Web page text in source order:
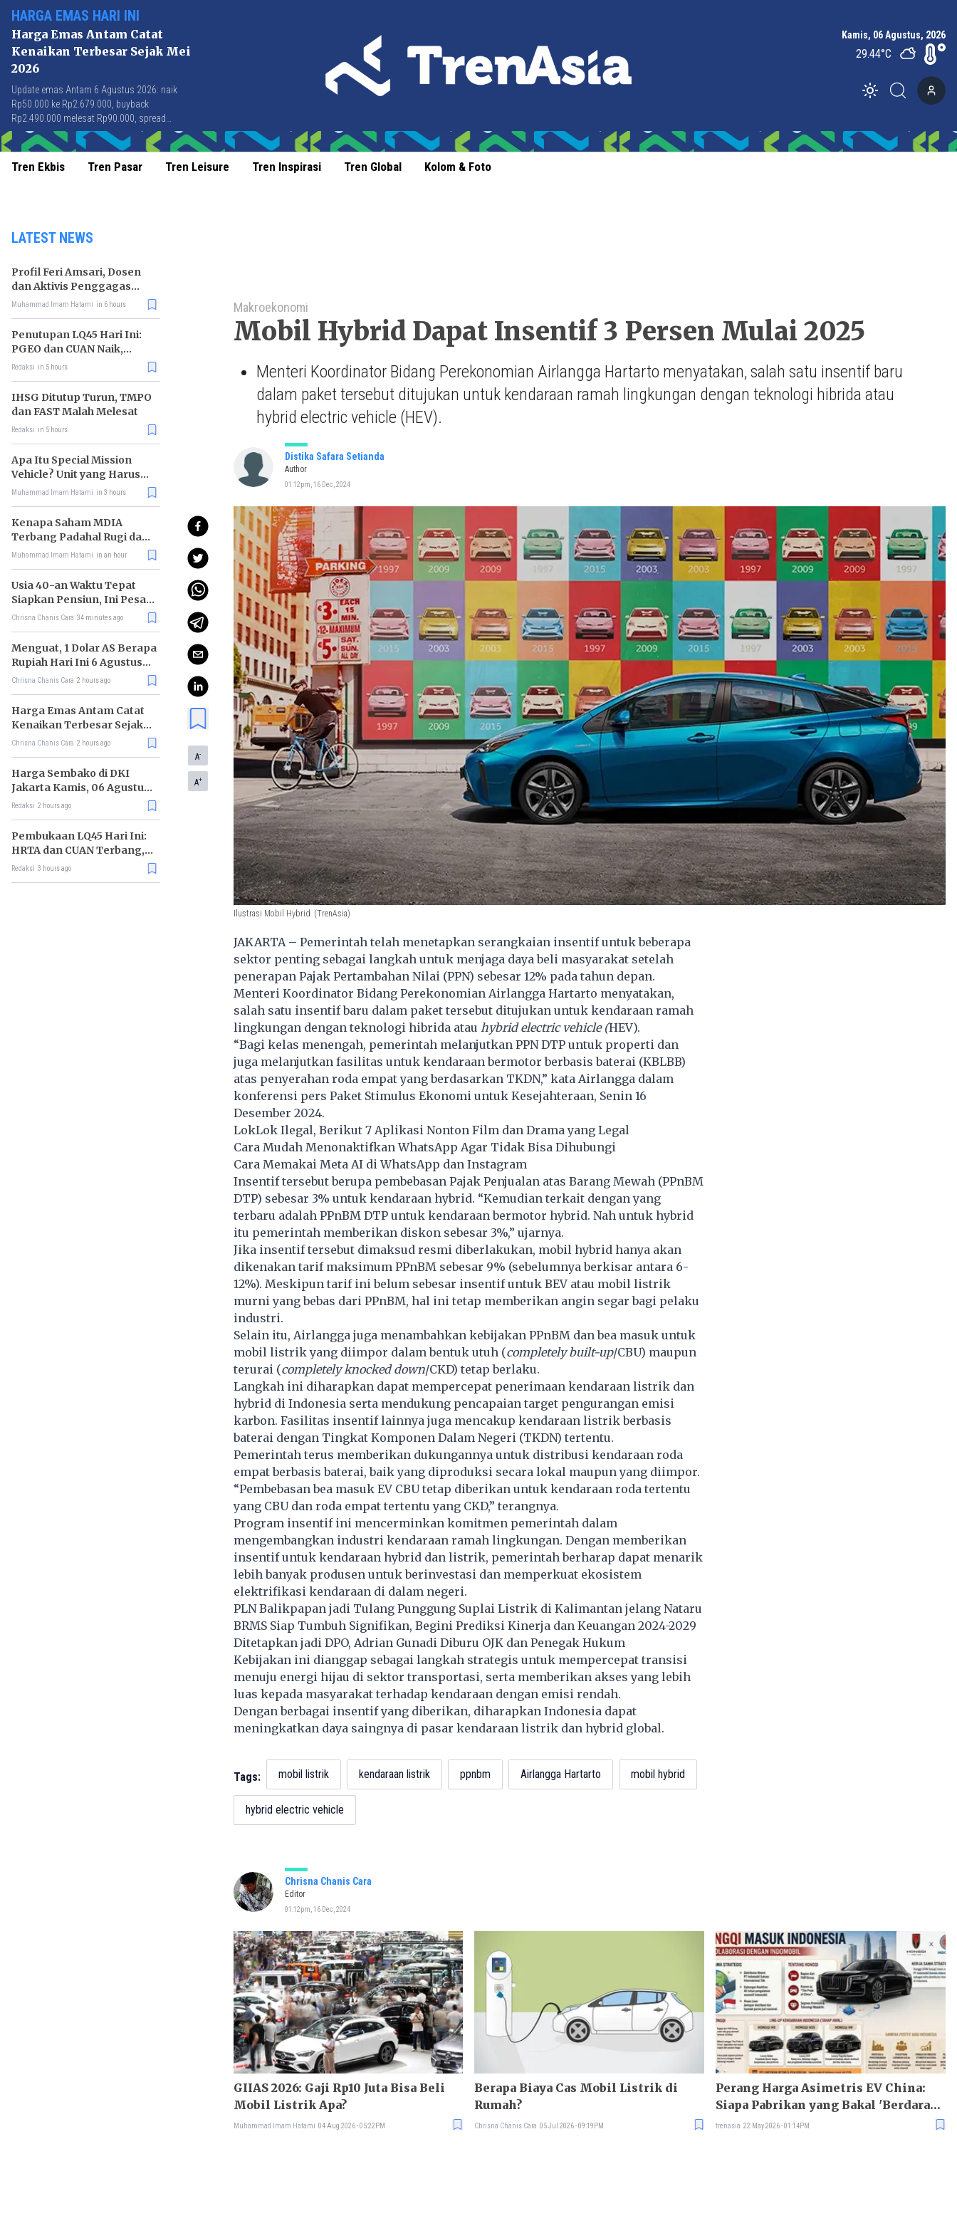
HARGA EMAS HARI INI
Harga Emas Antam Catat
Kenaikan Terbesar Sejak Mei
2026
Update emas Antam 6 Agustus 2026: naik
Rp50.000 ke Rp2.679.000, buyback
Rp2.490.000 melesat Rp90.000, spread
Rp189.000 tersempit sejak awal April 2026.
Kamis, 06 Agustus, 2026
29.44°C
Toggle theme
Tren Ekbis Tren Pasar Tren Leisure Tren Inspirasi Tren Global Kolom & Foto
LATEST NEWS
Profil Feri Amsari, Dosen
dan Aktivis Penggagas
Kabinet Bayangan
Muhammad Imam Hatami in 6 hours
Penutupan LQ45 Hari Ini:
PGEO dan CUAN Naik,
MBMA Turun
Redaksi in 5 hours
IHSG Ditutup Turun, TMPO
dan FAST Malah Melesat
Redaksi in 5 hours
Apa Itu Special Mission
Vehicle? Unit yang Harus
Bereskan Utang Whoosh
Muhammad Imam Hatami in 3 hours
Kenapa Saham MDIA
Terbang Padahal Rugi dan
Terlilit Utang?
Muhammad Imam Hatami in an hour
Usia 40-an Waktu Tepat
Siapkan Pensiun, Ini Pesan
Rhenald Kasali
Chrisna Chanis Cara 34 minutes ago
Menguat, 1 Dolar AS Berapa
Rupiah Hari Ini 6 Agustus
2026?
Chrisna Chanis Cara 2 hours ago
Harga Emas Antam Catat
Kenaikan Terbesar Sejak
Mei 2026
Chrisna Chanis Cara 2 hours ago
Harga Sembako di DKI
Jakarta Kamis, 06 Agustus
2026, Daging Kambing
Redaksi 2 hours ago
Pembukaan LQ45 Hari Ini:
HRTA dan CUAN Terbang,
MAPI Tiarap
Redaksi 3 hours ago
A-
A+
Makroekonomi
Mobil Hybrid Dapat Insentif 3 Persen Mulai 2025
Menteri Koordinator Bidang Perekonomian Airlangga Hartarto menyatakan, salah satu insentif baru
dalam paket tersebut ditujukan untuk kendaraan ramah lingkungan dengan teknologi hibrida atau
hybrid electric vehicle (HEV).
Distika Safara Setianda
Author
01:12pm, 16 Dec, 2024
Ilustrasi Mobil Hybrid (TrenAsia)
JAKARTA – Pemerintah telah menetapkan serangkaian insentif untuk beberapa
sektor penting sebagai langkah untuk menjaga daya beli masyarakat setelah
penerapan Pajak Pertambahan Nilai (PPN) sebesar 12% pada tahun depan.
Menteri Koordinator Bidang Perekonomian Airlangga Hartarto menyatakan,
salah satu insentif baru dalam paket tersebut ditujukan untuk kendaraan ramah
lingkungan dengan teknologi hibrida atau hybrid electric vehicle (HEV).
“Bagi kelas menengah, pemerintah melanjutkan PPN DTP untuk properti dan
juga melanjutkan fasilitas untuk kendaraan bermotor berbasis baterai (KBLBB)
atas penyerahan roda empat yang berdasarkan TKDN,” kata Airlangga dalam
konferensi pers Paket Stimulus Ekonomi untuk Kesejahteraan, Senin 16
Desember 2024.
LokLok Ilegal, Berikut 7 Aplikasi Nonton Film dan Drama yang Legal
Cara Mudah Menonaktifkan WhatsApp Agar Tidak Bisa Dihubungi
Cara Memakai Meta AI di WhatsApp dan Instagram
Insentif tersebut berupa pembebasan Pajak Penjualan atas Barang Mewah (PPnBM
DTP) sebesar 3% untuk kendaraan hybrid. “Kemudian terkait dengan yang
terbaru adalah PPnBM DTP untuk kendaraan bermotor hybrid. Nah untuk hybrid
itu pemerintah memberikan diskon sebesar 3%,” ujarnya.
Jika insentif tersebut dimaksud resmi diberlakukan, mobil hybrid hanya akan
dikenakan tarif maksimum PPnBM sebesar 9% (sebelumnya berkisar antara 6-
12%). Meskipun tarif ini belum sebesar insentif untuk BEV atau mobil listrik
murni yang bebas dari PPnBM, hal ini tetap memberikan angin segar bagi pelaku
industri.
Selain itu, Airlangga juga menambahkan kebijakan PPnBM dan bea masuk untuk
mobil listrik yang diimpor dalam bentuk utuh (completely built-up/CBU) maupun
terurai (completely knocked down/CKD) tetap berlaku.
Langkah ini diharapkan dapat mempercepat penerimaan kendaraan listrik dan
hybrid di Indonesia serta mendukung pencapaian target pengurangan emisi
karbon. Fasilitas insentif lainnya juga mencakup kendaraan listrik berbasis
baterai dengan Tingkat Komponen Dalam Negeri (TKDN) tertentu.
Pemerintah terus memberikan dukungannya untuk distribusi kendaraan roda
empat berbasis baterai, baik yang diproduksi secara lokal maupun yang diimpor.
“Pembebasan bea masuk EV CBU tetap diberikan untuk kendaraan roda tertentu
yang CBU dan roda empat tertentu yang CKD,” terangnya.
Program insentif ini mencerminkan komitmen pemerintah dalam
mengembangkan industri kendaraan ramah lingkungan. Dengan memberikan
insentif untuk kendaraan hybrid dan listrik, pemerintah berharap dapat menarik
lebih banyak produsen untuk berinvestasi dan memperkuat ekosistem
elektrifikasi kendaraan di dalam negeri.
PLN Balikpapan jadi Tulang Punggung Suplai Listrik di Kalimantan jelang Nataru
BRMS Siap Tumbuh Signifikan, Begini Prediksi Kinerja dan Keuangan 2024-2029
Ditetapkan jadi DPO, Adrian Gunadi Diburu OJK dan Penegak Hukum
Kebijakan ini dianggap sebagai langkah strategis untuk mempercepat transisi
menuju energi hijau di sektor transportasi, serta memberikan akses yang lebih
luas kepada masyarakat terhadap kendaraan dengan emisi rendah.
Dengan berbagai insentif yang diberikan, diharapkan Indonesia dapat
meningkatkan daya saingnya di pasar kendaraan listrik dan hybrid global.
Tags: mobil listrik kendaraan listrik ppnbm Airlangga Hartarto mobil hybrid
hybrid electric vehicle
Chrisna Chanis Cara
Editor
01:12pm, 16 Dec, 2024
GIIAS 2026: Gaji Rp10 Juta Bisa Beli
Mobil Listrik Apa?
Muhammad Imam Hatami 04 Aug 2026 - 05:22PM
Berapa Biaya Cas Mobil Listrik di
Rumah?
Chrisna Chanis Cara 05 Jul 2026 - 09:19PM
Perang Harga Asimetris EV China:
Siapa Pabrikan yang Bakal 'Berdarah-
Darah'?
trenasia 22 May 2026 - 01:14PM